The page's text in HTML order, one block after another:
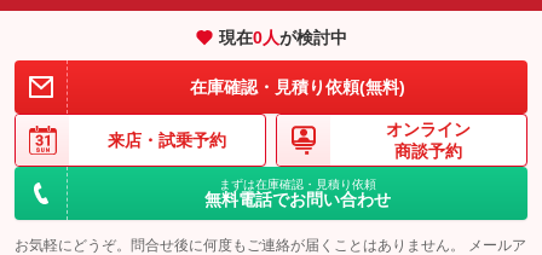
現在0人が検討中
在庫確認・見積り依頼(無料)
来店・ 試乗予約
オンライン
商談予約
まずは在庫確認・見積り依頼
無料電話でお問い合わせ
お気軽にどうぞ。問合せ後に何度もご連絡が届くことはありません。 メールア